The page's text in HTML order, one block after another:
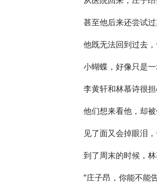
甚至他后来还尝试过
他既无法回到过去，
小蝴蝶，好像只是一
李黄轩和林慕诗很担
他们想来看他，却被
见了面又会掉眼泪，
到了周末的时候，林
“庄子昂，你能不能